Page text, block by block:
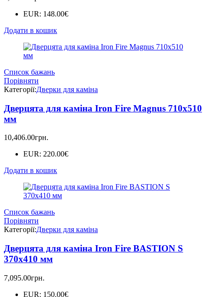
EUR: 148.00€
Додати в кошик
Список бажань
Порівняти
Категорії:Дверки для каміна
Дверцята для каміна Iron Fire Magnus 710x510
мм
10,406.00грн.
EUR: 220.00€
Додати в кошик
Список бажань
Порівняти
Категорії:Дверки для каміна
Дверцята для каміна Iron Fire BASTION S
370х410 мм
7,095.00грн.
EUR: 150.00€